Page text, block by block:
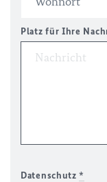
Platz für Ihre
Datenschutz*